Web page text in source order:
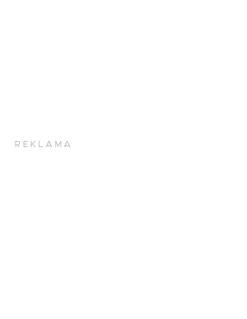
REKLAMA